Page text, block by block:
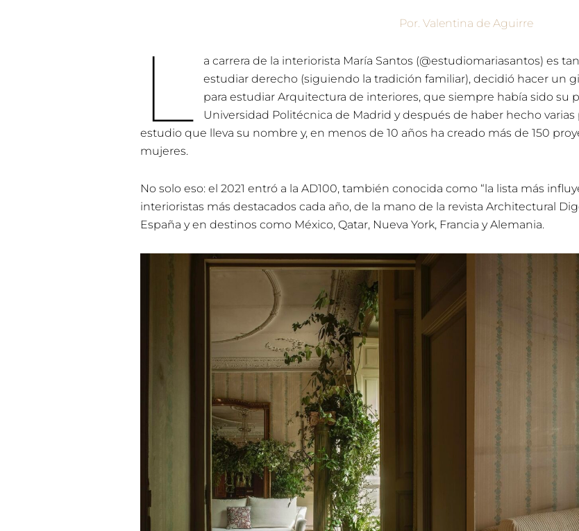
Por. Valentina de Aguirre
L a carrera de la interiorista María Santos (@estudiomariasantos) es
estudiar derecho (siguiendo la tradición familiar), decidió hacer un
para estudiar Arquitectura de interiores, que siempre había sido su
Universidad Politécnica de Madrid y después de haber hecho
estudio que lleva su nombre y, en menos de 10 años ha creado más de 150
mujeres.
No solo eso: el 2021 entró a la AD100, también conocida como “la lista más
interioristas más destacados cada año, de la mano de la revista Architectural
España y en destinos como México, Qatar, Nueva York, Francia y Alemania.